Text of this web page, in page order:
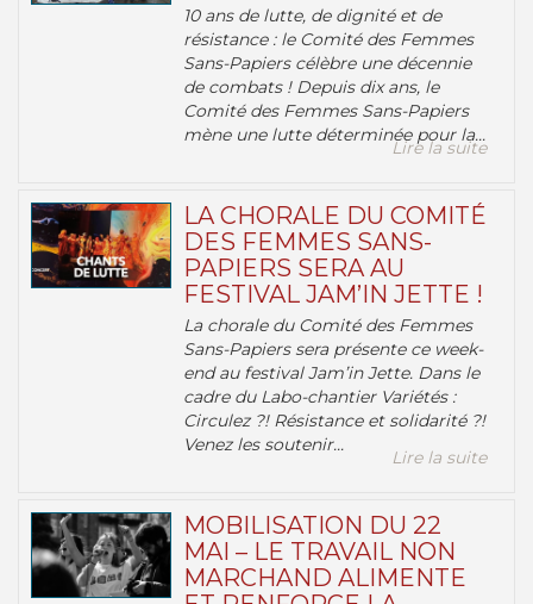
10 ans de lutte, de dignité et de
résistance : le Comité des Femmes
Sans-Papiers célèbre une décennie
de combats ! Depuis dix ans, le
Comité des Femmes Sans-Papiers
mène une lutte déterminée pour la...
Lire la suite
LA CHORALE DU COMITÉ
DES FEMMES SANS-
PAPIERS SERA AU
FESTIVAL JAM’IN JETTE !
La chorale du Comité des Femmes
Sans-Papiers sera présente ce week-
end au festival Jam’in Jette. Dans le
cadre du Labo-chantier Variétés :
Circulez ?! Résistance et solidarité ?!
Venez les soutenir...
Lire la suite
MOBILISATION DU 22
MAI – LE TRAVAIL NON
MARCHAND ALIMENTE